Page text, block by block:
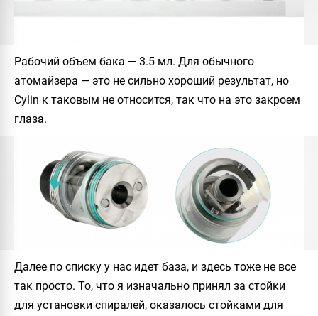
Рабочий объем бака — 3.5 мл. Для обычного
атомайзера — это не сильно хороший результат, но
Cylin к таковым не относится, так что на это закроем
глаза.
Далее по списку у нас идет база, и здесь тоже не все
так просто. То, что я изначально принял за стойки
для установки спиралей, оказалось стойками для